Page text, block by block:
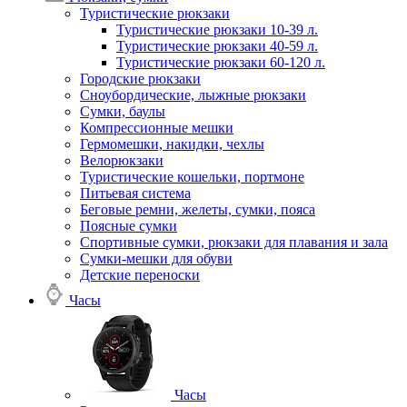
Туристические рюкзаки
Туристические рюкзаки 10-39 л.
Туристические рюкзаки 40-59 л.
Туристические рюкзаки 60-120 л.
Городские рюкзаки
Сноубордические, лыжные рюкзаки
Сумки, баулы
Компрессионные мешки
Гермомешки, накидки, чехлы
Велорюкзаки
Туристические кошельки, портмоне
Питьевая система
Беговые ремни, желеты, сумки, пояса
Поясные сумки
Спортивные сумки, рюкзаки для плавания и зала
Сумки-мешки для обуви
Детские переноски
Часы
Часы